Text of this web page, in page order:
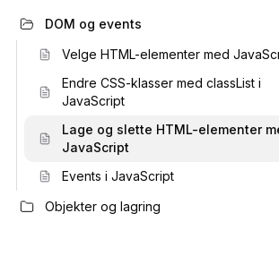
DOM og events
Velge HTML-elementer med
Endre CSS-klasser med classList i
JavaScript
Lage og slette HTML-elementer
JavaScript
Events i JavaScript
Objekter og lagring